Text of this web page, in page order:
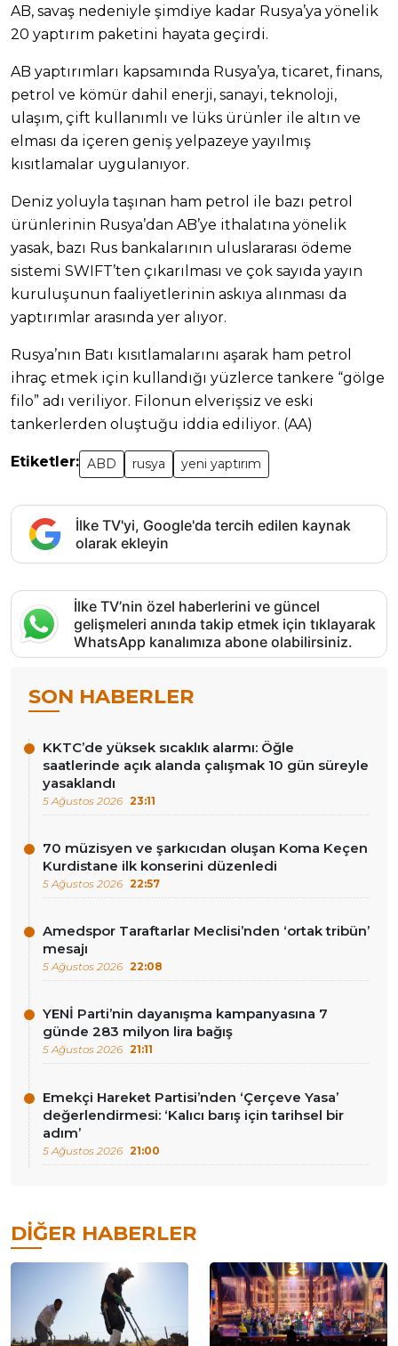
AB, savaş nedeniyle şimdiye kadar Rusya’ya yönelik
20 yaptırım paketini hayata geçirdi.
AB yaptırımları kapsamında Rusya’ya, ticaret, finans,
petrol ve kömür dahil enerji, sanayi, teknoloji,
ulaşım, çift kullanımlı ve lüks ürünler ile altın ve
elması da içeren geniş yelpazeye yayılmış
kısıtlamalar uygulanıyor.
Deniz yoluyla taşınan ham petrol ile bazı petrol
ürünlerinin Rusya’dan AB’ye ithalatına yönelik
yasak, bazı Rus bankalarının uluslararası ödeme
sistemi SWIFT’ten çıkarılması ve çok sayıda yayın
kuruluşunun faaliyetlerinin askıya alınması da
yaptırımlar arasında yer alıyor.
Rusya’nın Batı kısıtlamalarını aşarak ham petrol
ihraç etmek için kullandığı yüzlerce tankere “gölge
filo” adı veriliyor. Filonun elverişsiz ve eski
tankerlerden oluştuğu iddia ediliyor. (AA)
Etiketler: ABD rusya yeni yaptırım
İlke TV'yi, Google'da tercih edilen kaynak
olarak ekleyin
İlke TV’nin özel haberlerini ve güncel
gelişmeleri anında takip etmek için tıklayarak
WhatsApp kanalımıza abone olabilirsiniz.
SON HABERLER
KKTC’de yüksek sıcaklık alarmı: Öğle
saatlerinde açık alanda çalışmak 10 gün süreyle
yasaklandı
5 Ağustos 2026 23:11
70 müzisyen ve şarkıcıdan oluşan Koma Keçen
Kurdistane ilk konserini düzenledi
5 Ağustos 2026 22:57
Amedspor Taraftarlar Meclisi’nden ‘ortak tribün’
mesajı
5 Ağustos 2026 22:08
YENİ Parti’nin dayanışma kampanyasına 7
günde 283 milyon lira bağış
5 Ağustos 2026 21:11
Emekçi Hareket Partisi’nden ‘Çerçeve Yasa’
değerlendirmesi: ‘Kalıcı barış için tarihsel bir
adım’
5 Ağustos 2026 21:00
DIĞER HABERLER